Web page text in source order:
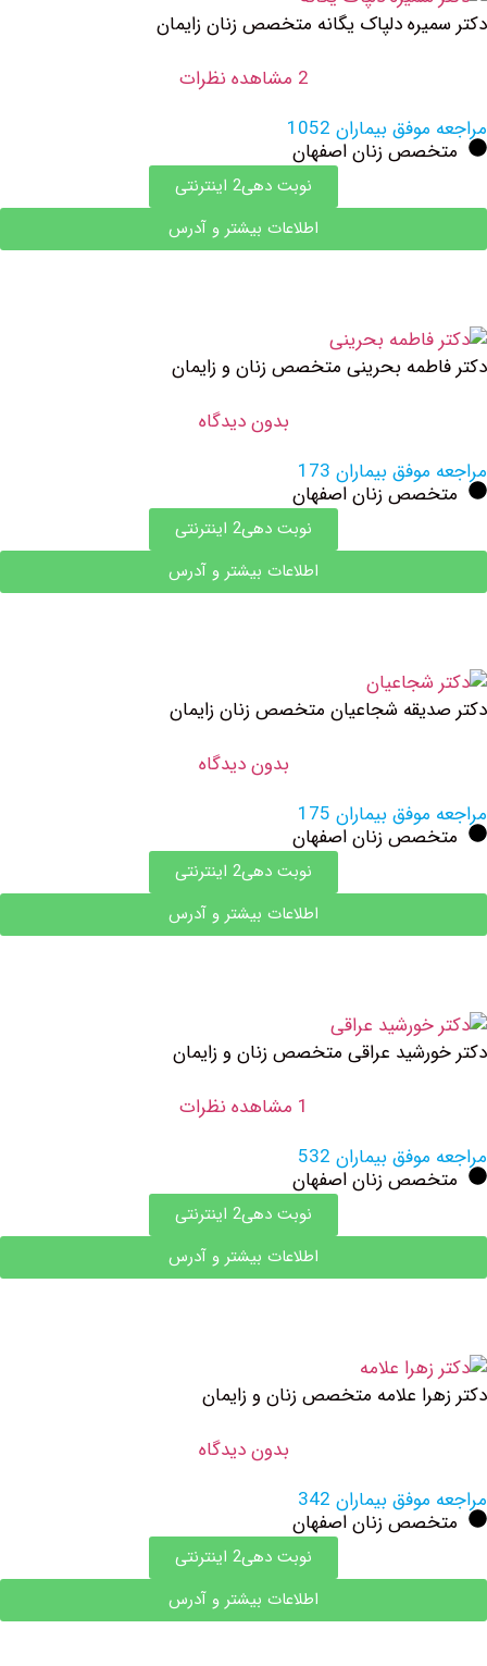
دلپاک یگانه متخصص زنان زایمان
بیماران 1052
زنان اصفهان
نوبت دهی2 اینترنتی
اطلاعات بیشتر و آدرس
بحرینی متخصص زنان و زایمان
بدون دیدگاه
بیماران 173
زنان اصفهان
نوبت دهی2 اینترنتی
اطلاعات بیشتر و آدرس
شجاعیان متخصص زنان زایمان
بدون دیدگاه
بیماران 175
زنان اصفهان
نوبت دهی2 اینترنتی
اطلاعات بیشتر و آدرس
عراقی متخصص زنان و زایمان
بیماران 532
زنان اصفهان
نوبت دهی2 اینترنتی
اطلاعات بیشتر و آدرس
علامه متخصص زنان و زایمان
بدون دیدگاه
بیماران 342
زنان اصفهان
نوبت دهی2 اینترنتی
اطلاعات بیشتر و آدرس